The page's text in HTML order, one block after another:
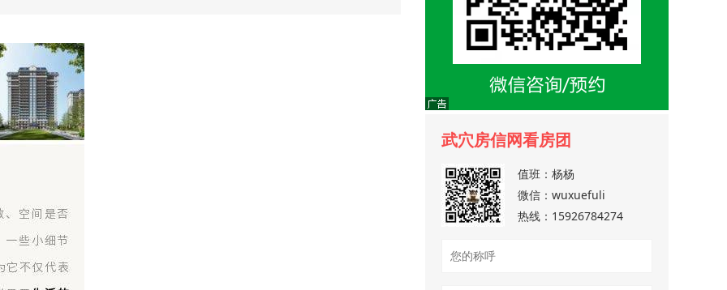
武穴房信网看房团
值班： 杨杨
微信： wuxuefuli
热线： 15926784274